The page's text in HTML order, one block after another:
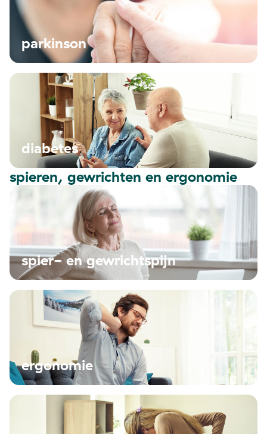
parkinson
diabetes
spieren, gewrichten en ergonomie
spier- en gewrichtspijn
ergonomie